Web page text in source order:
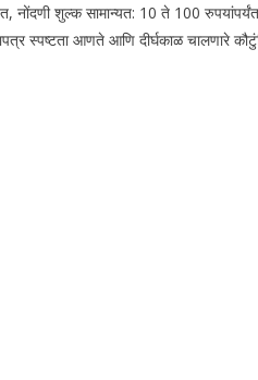
नोंदणी शुल्क सामान्यत: 10 ते 100
स्पष्टता आणते आणि दीर्घकाळ चालणारे